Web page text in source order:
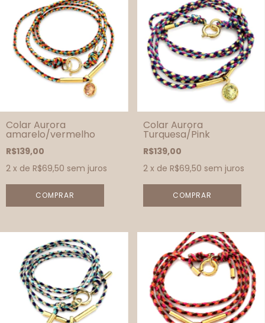
Colar Aurora
amarelo/vermelho
R$139,00
2 x de R$69,50 sem juros
Colar Aurora
Turquesa/Pink
R$139,00
2 x de R$69,50 sem juros